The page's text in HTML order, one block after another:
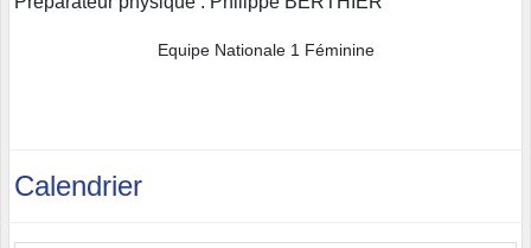
Equipe Nationale 1 Féminine
Calendrier